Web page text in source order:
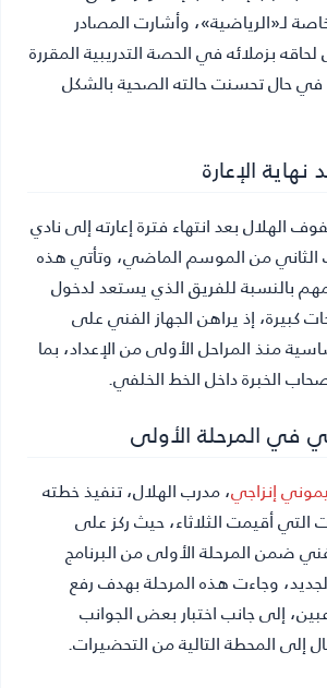
لـ«الرياضية»، وأشارت المصادر
بزملائه في الحصة التدريبية المقررة
في حال تحسنت حالته الصحية بالشكل
الإعارة
الهلال بعد انتهاء فترة إعارته إلى نادي
من الموسم الماضي، وتأتي هذه
بالنسبة للفريق الذي يستعد لدخول
إذ يراهن الجهاز الفني على
منذ المراحل الأولى من الإعداد، بما
الخبرة داخل الخط الخلفي.
في المرحلة الأولى
إنزاجي، مدرب الهلال، تنفيذ خطته
التي أقيمت الثلاثاء، حيث ركز على
ضمن المرحلة الأولى من البرنامج
وجاءت هذه المرحلة بهدف رفع
إلى جانب اختبار بعض الجوانب
إلى المحطة التالية من التحضيرات.